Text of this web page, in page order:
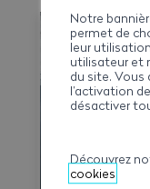
le temps de
et les
synthèse
Notre
permet de
leur
utilisateur et
du site. Vous
l’activation
désactiver
Découvrez
cookies